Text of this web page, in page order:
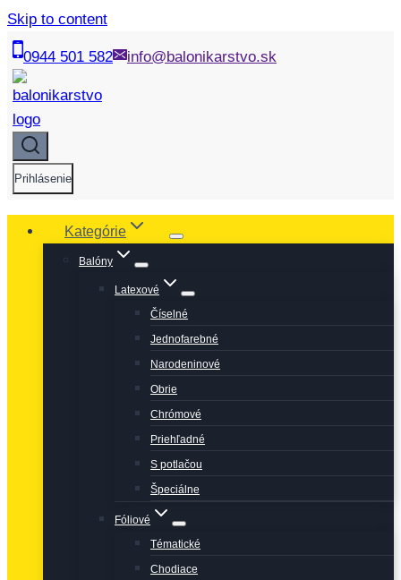
Skip to content
0944 501 582 info@balonikarstvo.sk
Prihlásenie
Kategórie
Balóny
Latexové
Číselné
Jednofarebné
Narodeninové
Obrie
Chrómové
Priehľadné
S potlačou
Špeciálne
Fóliové
Tématické
Chodiace